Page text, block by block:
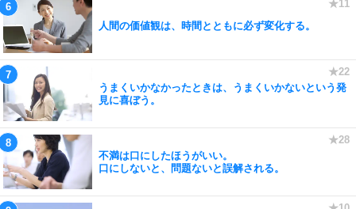
人間の価値観は、時間とともに必ず変化する。
うまくいかなかったときは、うまくいかないという発
見に喜ぼう。
不満は口にしたほうがいい。
口にしないと、問題ないと誤解される。